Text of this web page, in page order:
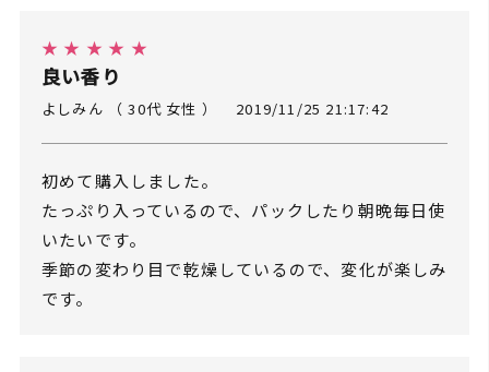
★ ★ ★ ★ ★
良い香り
よしみん （ 30代 女性 ） 2019/11/25 21:17:42
初めて購入しました。
たっぷり入っているので、パックしたり朝晩毎日使
いたいです。
季節の変わり目で乾燥しているので、変化が楽しみ
です。